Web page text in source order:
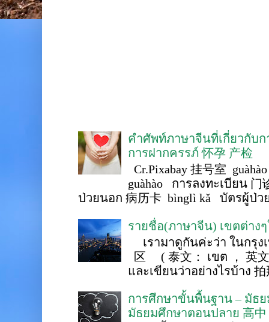
คำศัพท์ภาษาจีนที่เกี่ยวกับ
การฝากครรภ์ 怀孕 产检
Cr.Pixabay 挂号室
guàhào การลงทะเบียน 门
ป่วยนอก 病历卡 bìnglì kǎ บัตรผู้ป่ว
รายชื่อ(ภาษาจีน) เขตต่าง
เรามาดูกันค่ะว่า ในกรุง
区 ( 泰文： เขต ， 英
และเขียนว่าอย่างไรบ้าง 拍
การศึกษาขั้นพื้นฐาน – มัธ
มัธยมศึกษาตอนปลาย 高中